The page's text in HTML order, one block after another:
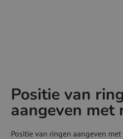
Positie van
aangeven met
Positie van ringen aangeven